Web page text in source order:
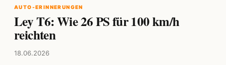
AUTO-ERINNERUNGEN
Ley T6: Wie 26 PS für 100 km/h
reichten
18.06.2026